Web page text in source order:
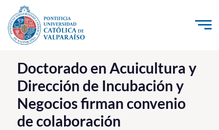
Click acá para ir directamente al contenido
La Universidad
Investigación, Creación e Innovación
PUCV Internacional
Vinculación con el Medio
Doctorado en Acuicultura y
Dirección de Incubación y
Negocios firman convenio
de colaboración